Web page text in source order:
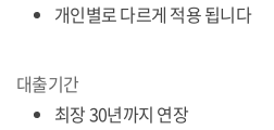
개인별로 다르게 적용 됩니다
대출기간
최장 30년까지 연장